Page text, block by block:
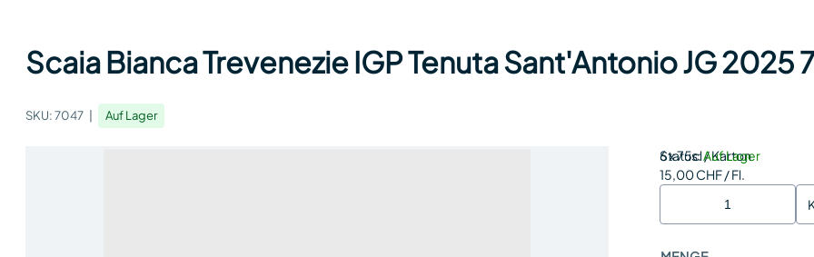
Scaia Bianca Trevenezie IGP Tenuta Sant'Antonio JG 2025
SKU:7047 Auf Lager
Status:Auf Lager
6 x 75cl / Karton
15,00 CHF / Fl.